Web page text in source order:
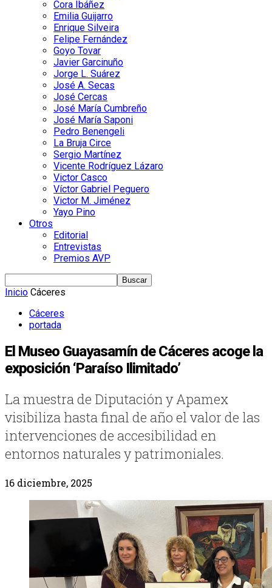
Cora Ibáñez
Emilia Guijarro
Enrique Silveira
Felipe Fernández
Goyo Tovar
Javier Garcinuño
Jorge L. Suárez
José A. Secas
José Cercas
José María Cumbreño
José María Saponi
Pedro Benengeli
La Bruja Circe
Sergio Martínez
Vicente Rodríguez Lázaro
Victor Casco
Víctor Gabriel Peguero
Victor M. Jiménez
Yayo Pino
Otros
Editorial
Entrevistas
Premios AVP
Inicio Cáceres
Cáceres
portada
El Museo Guayasamín de Cáceres acoge la
exposición ‘Paraíso Ilimitado’
La muestra de Diputación y Apamex
visibiliza hasta final de año el valor de las
intervenciones de accesibilidad en
entornos naturales y patrimoniales.
16 diciembre, 2025